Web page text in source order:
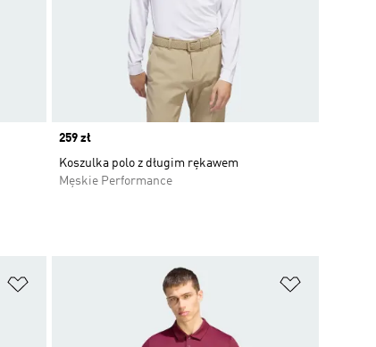
Price
259 zł
Koszulka polo z długim rękawem
Męskie Performance